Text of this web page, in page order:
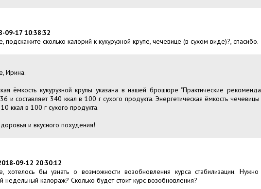
09-17 10:38:32
подскажите сколько калорий к кукурузной крупе, чечевице (в сухом виде)?, спасибо.
Ирина.
ёмкость кукурузной крупы указана в нашей брошюре "Практические
и составляет 340 ккал в 100 г сухого продукта. Энергетическая ёмкость
ккал в 100 г сухого продукта.
и вкусного похудения!
09-12 20:30:12
хотелось бы узнать о возможности возобновления курса стабилизации.
недельный калораж? Сколько будет стоит курс возобновления?